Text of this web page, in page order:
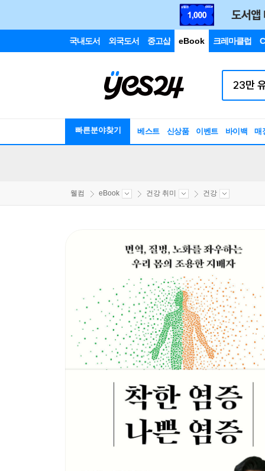
국내도서 외국도서 중고샵 eBook 크레마클럽
빠른분야찾기 베스트 신상품 이벤트 바이백 매
웰컴 eBook 건강 취미 건강